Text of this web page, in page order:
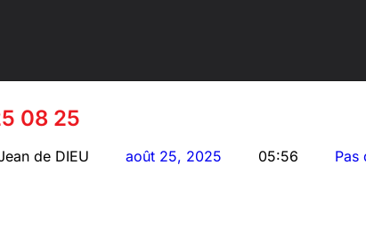
08 25
de DIEU août 25, 2025 05:56 Pas